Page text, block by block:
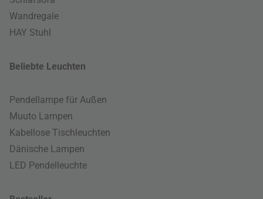
Wandregale
HAY Stuhl
Beliebte Leuchten
Pendellampe für Außen
Muuto Lampen
Kabellose Tischleuchten
Dänische Lampen
LED Pendelleuchte